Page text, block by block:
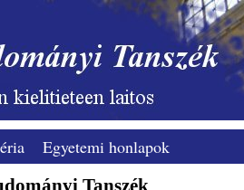
Egyetemi honlapok
Tanszék